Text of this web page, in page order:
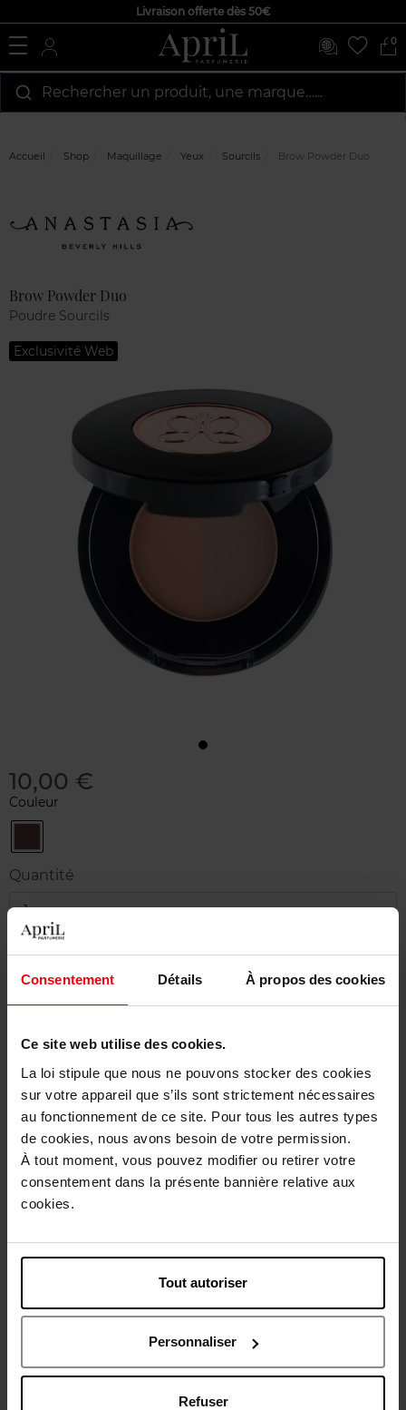
Consentement Détails À propos des cookies
Ce site web utilise des cookies.
La loi stipule que nous ne pouvons stocker des cookies
sur votre appareil que s’ils sont strictement nécessaires
au fonctionnement de ce site. Pour tous les autres types
de cookies, nous avons besoin de votre permission.
À tout moment, vous pouvez modifier ou retirer votre
consentement dans la présente bannière relative aux
cookies.
Tout autoriser
Personnaliser
Refuser
Livraison offerte dès 50€
0
Rechercher un produit, une marque…...
Accueil Shop Maquillage Yeux Sourcils Brow Powder Duo
Brow Powder Duo
Poudre Sourcils
Exclusivité Web
10,00 €
Couleur
Quantité
1
Cet article n'est plus disponible pour le moment
Livraison gratuite à partir de 50€
Retour gratuit dans votre magasin
Description
Politique relative aux avis des clients